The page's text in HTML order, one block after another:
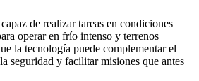
capaz de realizar tareas en condiciones
operar en frío intenso y terrenos
la tecnología puede complementar el
seguridad y facilitar misiones que antes